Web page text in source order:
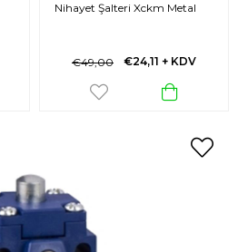
Nihayet Şalteri Xckm Metal
€24,11 + KDV
€49,00